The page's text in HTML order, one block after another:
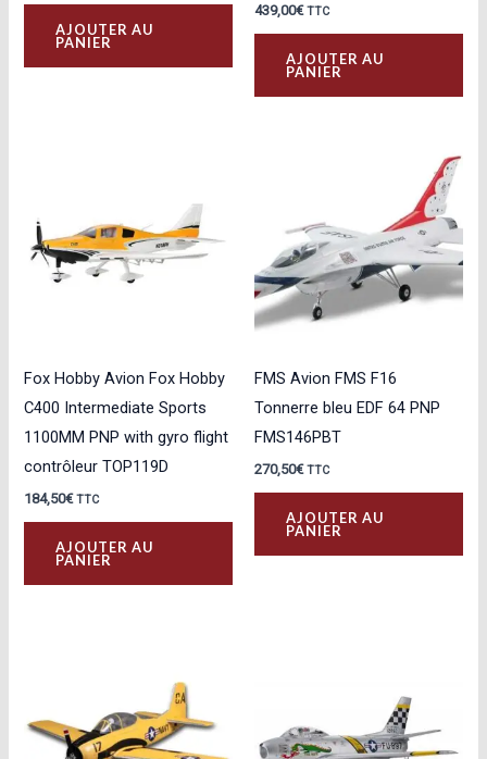
AJOUTER AU
PANIER
439,00€ TTC
AJOUTER AU
PANIER
Fox Hobby Avion Fox Hobby
C400 Intermediate Sports
1100MM PNP with gyro flight
contrôleur TOP119D
184,50€ TTC
AJOUTER AU
PANIER
FMS Avion FMS F16
Tonnerre bleu EDF 64 PNP
FMS146PBT
270,50€ TTC
AJOUTER AU
PANIER